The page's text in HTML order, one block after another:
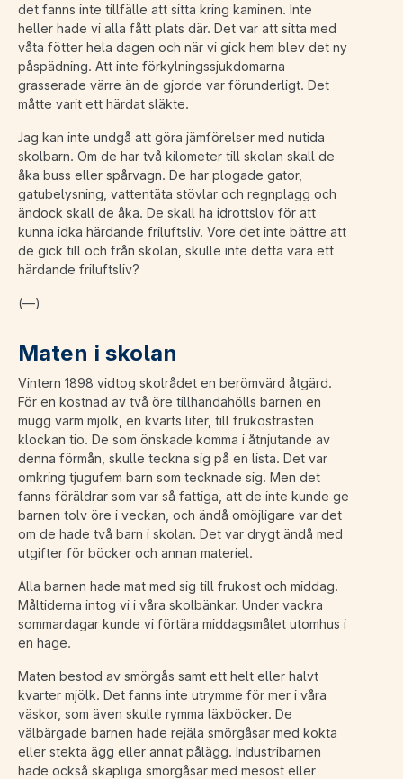
det fanns inte tillfälle att sitta kring kaminen. Inte
heller hade vi alla fått plats där. Det var att sitta med
våta fötter hela dagen och när vi gick hem blev det ny
påspädning. Att inte förkylningssjukdomarna
grasserade värre än de gjorde var förunderligt. Det
måtte varit ett härdat släkte.
Jag kan inte undgå att göra jämförelser med nutida
skolbarn. Om de har två kilometer till skolan skall de
åka buss eller spårvagn. De har plogade gator,
gatubelysning, vattentäta stövlar och regnplagg och
ändock skall de åka. De skall ha idrottslov för att
kunna idka härdande friluftsliv. Vore det inte bättre att
de gick till och från skolan, skulle inte detta vara ett
härdande friluftsliv?
(—)
Maten i skolan
Vintern 1898 vidtog skolrådet en berömvärd åtgärd.
För en kostnad av två öre tillhandahölls barnen en
mugg varm mjölk, en kvarts liter, till frukostrasten
klockan tio. De som önskade komma i åtnjutande av
denna förmån, skulle teckna sig på en lista. Det var
omkring tjugufem barn som tecknade sig. Men det
fanns föräldrar som var så fattiga, att de inte kunde ge
barnen tolv öre i veckan, och ändå omöjligare var det
om de hade två barn i skolan. Det var drygt ändå med
utgifter för böcker och annan materiel.
Alla barnen hade mat med sig till frukost och middag.
Måltiderna intog vi i våra skolbänkar. Under vackra
sommardagar kunde vi förtära middagsmålet utomhus i
en hage.
Maten bestod av smörgås samt ett helt eller halvt
kvarter mjölk. Det fanns inte utrymme för mer i våra
väskor, som även skulle rymma läxböcker. De
välbärgade barnen hade rejäla smörgåsar med kokta
eller stekta ägg eller annat pålägg. Industribarnen
hade också skapliga smörgåsar med mesost eller